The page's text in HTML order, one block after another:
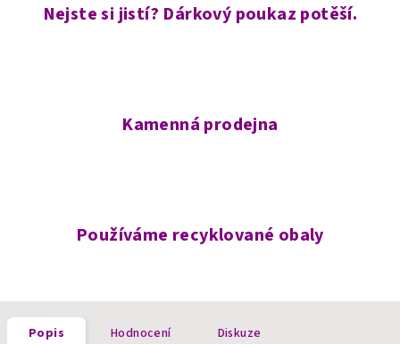
Nejste si jistí? Dárkový poukaz potěší.
Kamenná prodejna
Používáme recyklované obaly
Popis Hodnocení Diskuze